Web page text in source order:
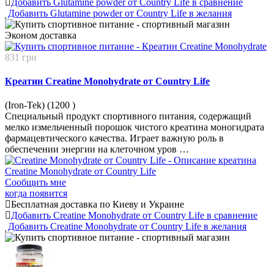
Добавить Glutamine powder от Country Life в желания
Эконом доставка
831 грн
Креатин Creatine Monohydrate от Country Life
(Iron-Tek) (1200 )
Специальный продукт спортивного питания, содержащий
мелко измельченный порошок чистого креатина моногидрата
фармацевтического качества. Играет важную роль в
обеспечении энергии на клеточном уров …
Сообщить мне
когда появится
Бесплатная доставка по Киеву и Украине
Добавить Creatine Monohydrate от Country Life в сравнение
Добавить Creatine Monohydrate от Country Life в желания